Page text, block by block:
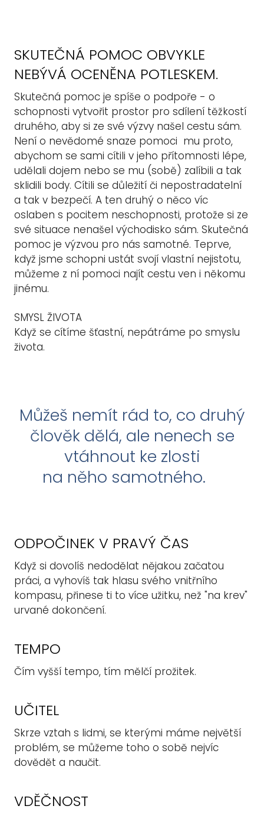
SKUTEČNÁ POMOC OBVYKLE
NEBÝVÁ OCENĚNA POTLESKEM.
Skutečná pomoc je spíše o podpoře - o
schopnosti vytvořit prostor pro sdílení těžkostí
druhého, aby si ze své výzvy našel cestu sám.
Není o nevědomé snaze pomoci mu proto,
abychom se sami cítili v jeho přítomnosti lépe,
udělali dojem nebo se mu (sobě) zalíbili a tak
sklidili body. Cítili se důležití či nepostradatelní
a tak v bezpečí. A ten druhý o něco víc
oslaben s pocitem neschopnosti, protože si ze
své situace nenašel východisko sám. Skutečná
pomoc je výzvou pro nás samotné. Teprve,
když jsme schopni ustát svojí vlastní nejistotu,
můžeme z ní pomoci najít cestu ven i někomu
jinému.
SMYSL ŽIVOTA
Když se cítíme šťastní, nepátráme po smyslu
života.
Můžeš nemít rád to, co druhý
člověk dělá, ale nenech se
vtáhnout ke zlosti
na něho samotného.
ODPOČINEK V PRAVÝ ČAS
Když si dovolíš nedodělat nějakou začatou
práci, a vyhovíš tak hlasu svého vnitřního
kompasu, přinese ti to více užitku, než "na krev"
urvané dokončení.
TEMPO
Čím vyšší tempo, tím mělčí prožitek.
UČITEL
Skrze vztah s lidmi, se kterými máme největší
problém, se můžeme toho o sobě nejvíc
dovědět a naučit.
VDĚČNOST